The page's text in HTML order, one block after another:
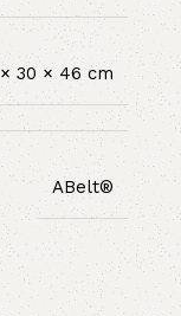
30 × 46 cm
ABelt®